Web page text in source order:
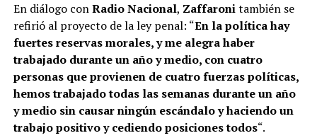
En diálogo conRadio Nacional, Zaffaronitambién se
refirió al proyecto de la ley penal: “En la política hay
fuertes reservas morales, y me alegra haber
trabajado durante un año y medio, con cuatro
personas que provienen de cuatro fuerzas políticas,
hemos trabajado todas las semanas durante un año
y medio sin causar ningún escándalo y haciendo un
trabajo positivo y cediendo posiciones todos“.